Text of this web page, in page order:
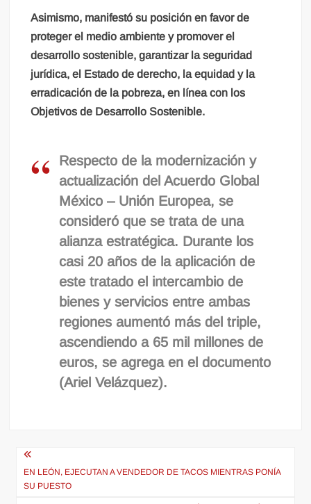
Asimismo, manifestó su posición en favor de
proteger el medio ambiente y promover el
desarrollo sostenible, garantizar la seguridad
jurídica, el Estado de derecho, la equidad y la
erradicación de la pobreza, en línea con los
Objetivos de Desarrollo Sostenible.
Respecto de la modernización y
actualización del Acuerdo Global
México – Unión Europea, se
consideró que se trata de una
alianza estratégica. Durante los
casi 20 años de la aplicación de
este tratado el intercambio de
bienes y servicios entre ambas
regiones aumentó más del triple,
ascendiendo a 65 mil millones de
euros, se agrega en el documento
(Ariel Velázquez).
Navegación
de
EN LEÓN, EJECUTAN A VENDEDOR DE TACOS MIENTRAS PONÍA
SU PUESTO